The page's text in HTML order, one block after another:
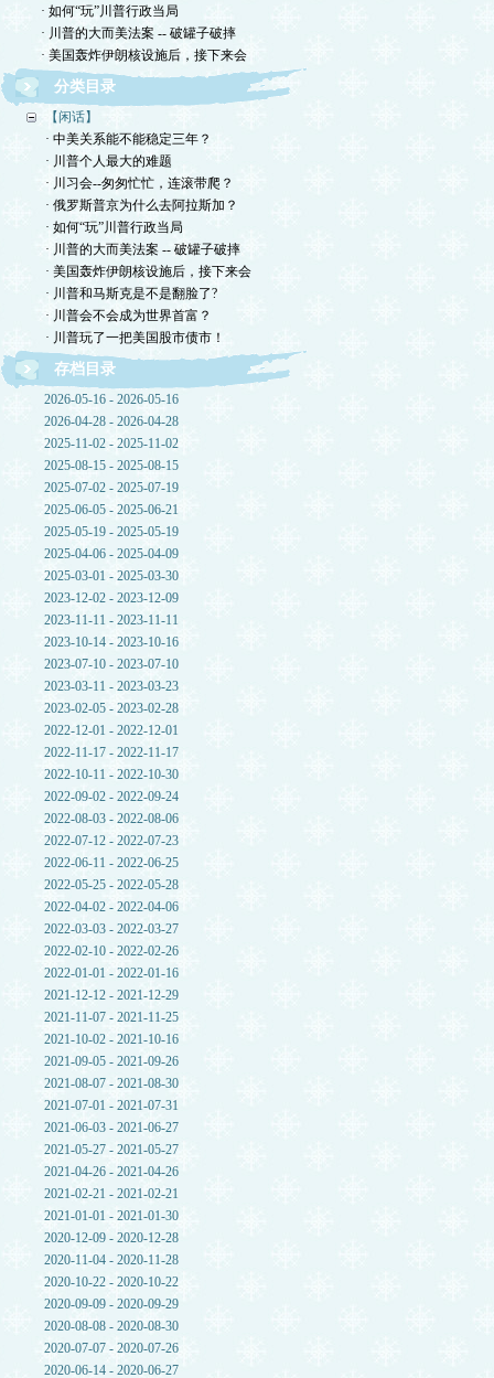
· 如何“玩”川普行政当局
· 川普的大而美法案 -- 破罐子破摔
· 美国轰炸伊朗核设施后，接下来会
分类目录
【闲话】
· 中美关系能不能稳定三年？
· 川普个人最大的难题
· 川习会--匆匆忙忙，连滚带爬？
· 俄罗斯普京为什么去阿拉斯加？
· 如何“玩”川普行政当局
· 川普的大而美法案 -- 破罐子破摔
· 美国轰炸伊朗核设施后，接下来会
· 川普和马斯克是不是翻脸了?
· 川普会不会成为世界首富？
· 川普玩了一把美国股市债市！
存档目录
2026-05-16 - 2026-05-16
2026-04-28 - 2026-04-28
2025-11-02 - 2025-11-02
2025-08-15 - 2025-08-15
2025-07-02 - 2025-07-19
2025-06-05 - 2025-06-21
2025-05-19 - 2025-05-19
2025-04-06 - 2025-04-09
2025-03-01 - 2025-03-30
2023-12-02 - 2023-12-09
2023-11-11 - 2023-11-11
2023-10-14 - 2023-10-16
2023-07-10 - 2023-07-10
2023-03-11 - 2023-03-23
2023-02-05 - 2023-02-28
2022-12-01 - 2022-12-01
2022-11-17 - 2022-11-17
2022-10-11 - 2022-10-30
2022-09-02 - 2022-09-24
2022-08-03 - 2022-08-06
2022-07-12 - 2022-07-23
2022-06-11 - 2022-06-25
2022-05-25 - 2022-05-28
2022-04-02 - 2022-04-06
2022-03-03 - 2022-03-27
2022-02-10 - 2022-02-26
2022-01-01 - 2022-01-16
2021-12-12 - 2021-12-29
2021-11-07 - 2021-11-25
2021-10-02 - 2021-10-16
2021-09-05 - 2021-09-26
2021-08-07 - 2021-08-30
2021-07-01 - 2021-07-31
2021-06-03 - 2021-06-27
2021-05-27 - 2021-05-27
2021-04-26 - 2021-04-26
2021-02-21 - 2021-02-21
2021-01-01 - 2021-01-30
2020-12-09 - 2020-12-28
2020-11-04 - 2020-11-28
2020-10-22 - 2020-10-22
2020-09-09 - 2020-09-29
2020-08-08 - 2020-08-30
2020-07-07 - 2020-07-26
2020-06-14 - 2020-06-27